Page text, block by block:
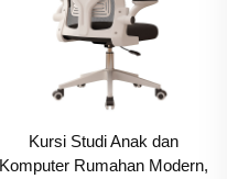
Kursi Studi Anak dan
Komputer Rumahan Modern,